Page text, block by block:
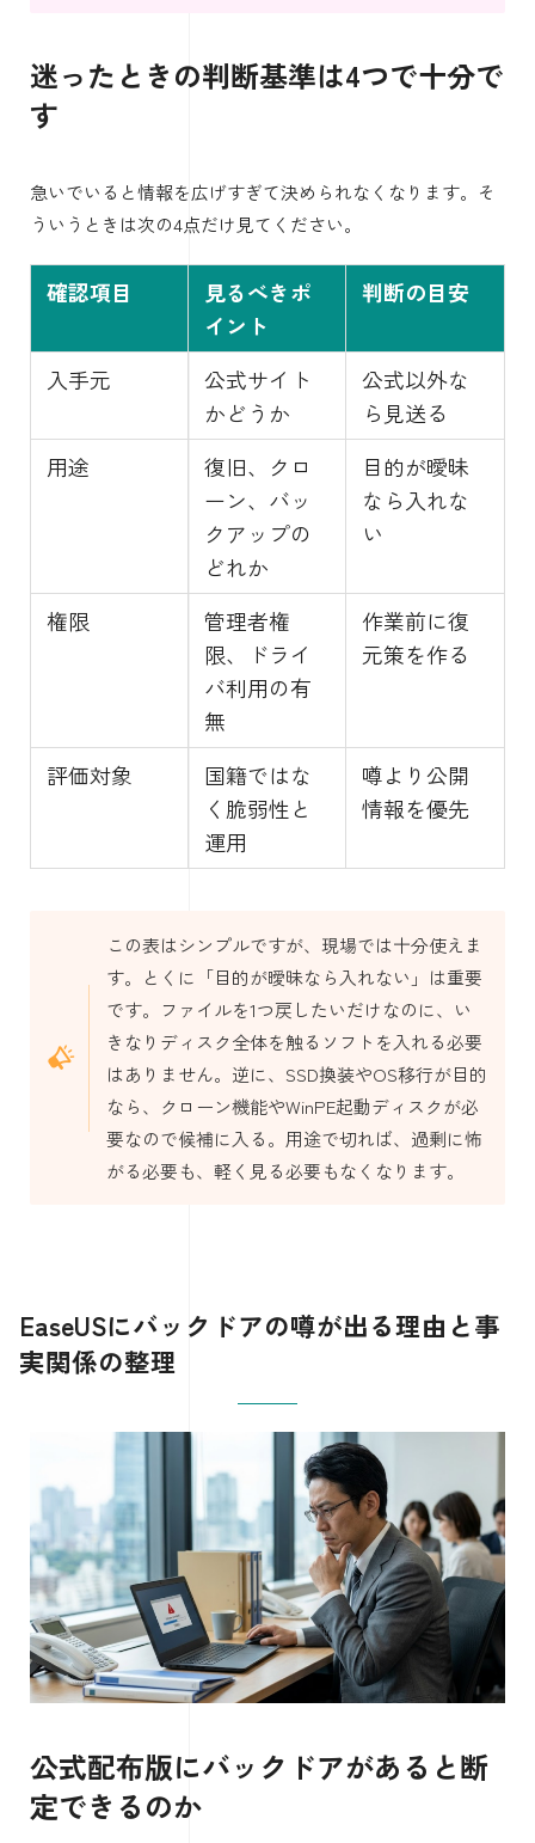
迷ったときの判断基準は4つで十分で
す
急いでいると情報を広げすぎて決められなくなります。そ
ういうときは次の4点だけ見てください。
確認項目
見るべきポ
イント
判断の目安
入手元
公式サイト
かどうか
公式以外な
ら見送る
用途
復旧、クロ
ーン、バッ
クアップの
どれか
目的が曖昧
なら入れな
い
権限
管理者権
限、ドライ
バ利用の有
無
作業前に復
元策を作る
評価対象
国籍ではな
く脆弱性と
運用
噂より公開
情報を優先
この表はシンプルですが、現場では十分使えま
す。とくに「目的が曖昧なら入れない」は重要
です。ファイルを1つ戻したいだけなのに、い
きなりディスク全体を触るソフトを入れる必要
はありません。逆に、SSD換装やOS移行が目的
なら、クローン機能やWinPE起動ディスクが必
要なので候補に入る。用途で切れば、過剰に怖
がる必要も、軽く見る必要もなくなります。
EaseUSにバックドアの噂が出る理由と事
実関係の整理
公式配布版にバックドアがあると断
定できるのか